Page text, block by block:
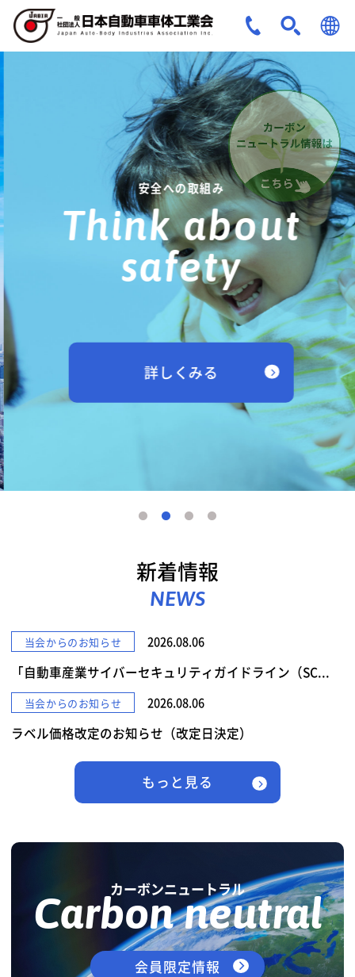
ENG
安全への取組み
Think about
safety
詳しくみる
新着情報
NEWS
当会からのお知らせ 2026.08.06
「自動車産業サイバーセキュリティガイドライン（SC...
当会からのお知らせ 2026.08.06
ラベル価格改定のお知らせ（改定日決定）
もっと見る
カーボンニュートラル
Carbon neutral
会員限定情報